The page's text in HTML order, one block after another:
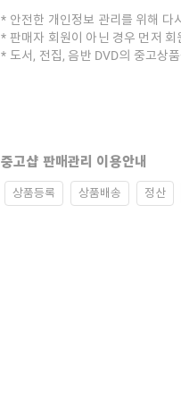
안전한 개인정보 관리를 위해 다
판매자 회원이 아닌 경우 먼저
도서, 전집, 음반 DVD의 중고상
중고샵 판매관리 이용안내
상품등록 상품배송 정산